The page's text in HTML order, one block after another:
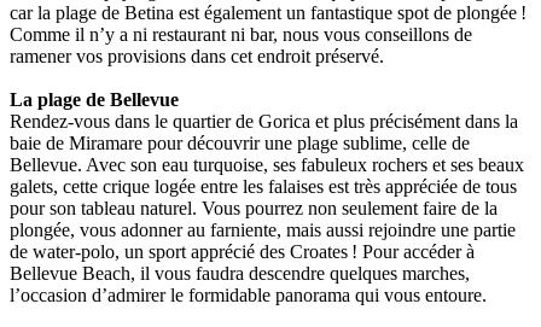
car la plage de Betina est également un fantastique spot de plongée !
Comme il n’y a ni restaurant ni bar, nous vous conseillons de
ramener vos provisions dans cet endroit préservé.
La plage de Bellevue
Rendez-vous dans le quartier de Gorica et plus précisément dans la
baie de Miramare pour découvrir une plage sublime, celle de
Bellevue. Avec son eau turquoise, ses fabuleux rochers et ses beaux
galets, cette crique logée entre les falaises est très appréciée de tous
pour son tableau naturel. Vous pourrez non seulement faire de la
plongée, vous adonner au farniente, mais aussi rejoindre une partie
de water-polo, un sport apprécié des Croates ! Pour accéder à
Bellevue Beach, il vous faudra descendre quelques marches,
l’occasion d’admirer le formidable panorama qui vous entoure.